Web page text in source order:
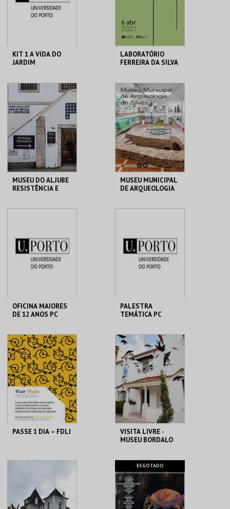
COMPRAR
KIT 1 A VIDA DO
JARDIM
GALERIA DA
BIODIVERSIDADE
MAIS INFO
COMPRAR
LABORATÓRIO
FERREIRA DA SILVA
MHNC-UP - POLO
CENTRAL
MAIS INFO
COMPRAR
MUSEU DO ALJUBE
RESISTÊNCIA E
MAIS INFO
COMPRAR
MUSEU MUNICIPAL
DE ARQUEOLOGIA
MAIS INFO
COMPRAR
OFICINA MAIORES
DE 12 ANOS PC
MHNC-UP - POLO
CENTRAL
MAIS INFO
COMPRAR
PALESTRA
TEMÁTICA PC
MHNC-UP - POLO
CENTRAL
MAIS INFO
COMPRAR
PASSE 1 DIA – FDLI
MAIS INFO
VISITA LIVRE -
MUSEU BORDALO
MUSEU BORDALO
PINHEIRO
MAIS INFO
ESGOTADO